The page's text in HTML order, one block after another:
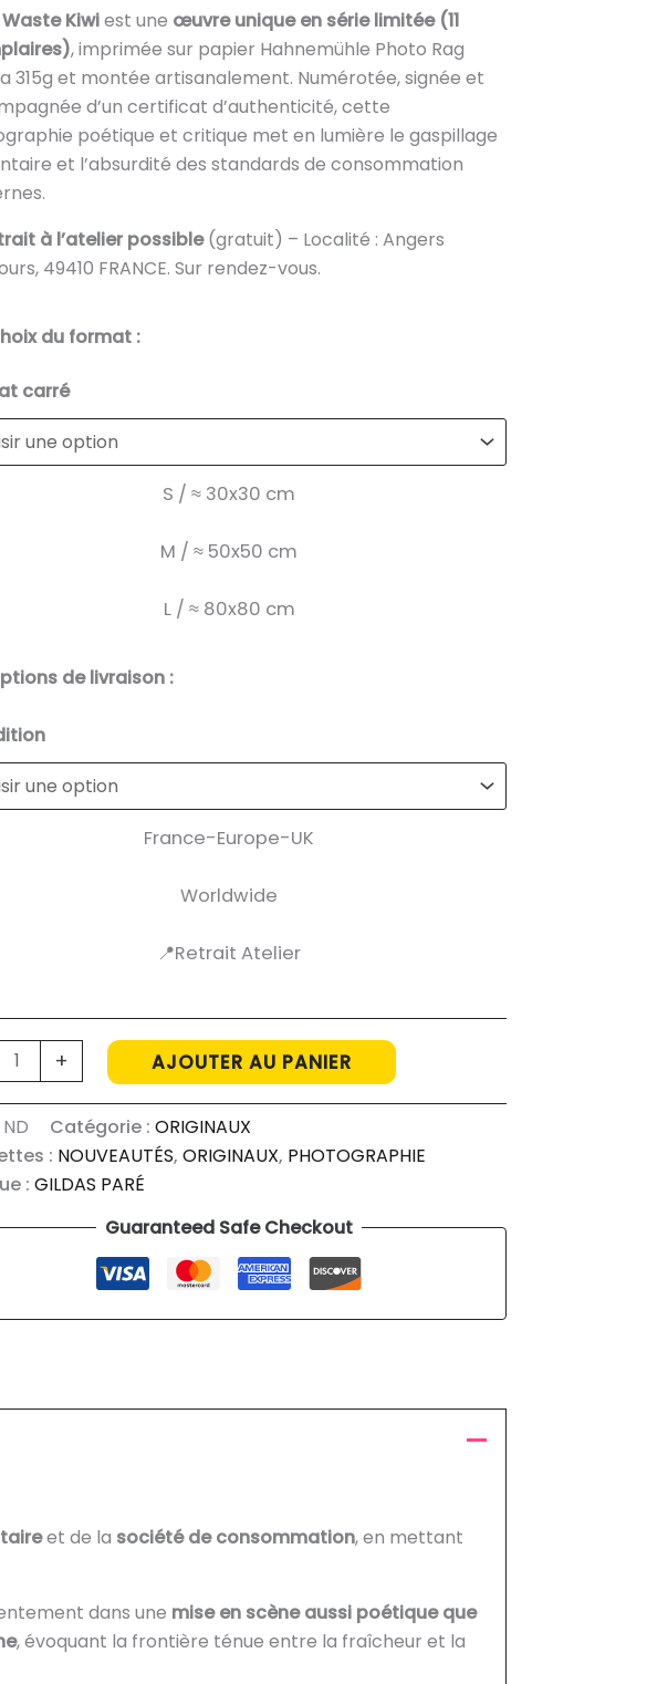
.950,00 €
Kiwiest une œuvre unique en série limitée (11
, imprimée sur papier Hahnemühle Photo Rag
315g et montée artisanalement. Numérotée, signée et
d’un certificat d’authenticité, cette
poétique et critique met en lumière le gaspillage
et l’absurdité des standards de consommation
à l’atelier possible(gratuit) – Localité : Angers
49410 FRANCE. Sur rendez-vous.
du format :
carré
S / ≈ 30x30 cm
M / ≈ 50x50 cm
L / ≈ 80x80 cm
de livraison :
France-Europe-UK
Worldwide
📍Retrait Atelier
+ AJOUTER AU PANIER
ND Catégorie : ORIGINAUX
: NOUVEAUTÉS, ORIGINAUX, PHOTOGRAPHIE
: GILDAS PARÉ
Guaranteed Safe Checkout
et de la société de consommation, en mettant
dans une mise en scène aussi poétique que
, évoquant la frontière ténue entre la fraîcheur et la